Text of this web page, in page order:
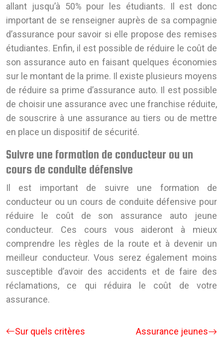
allant jusqu’à 50% pour les étudiants. Il est donc
important de se renseigner auprès de sa compagnie
d’assurance pour savoir si elle propose des remises
étudiantes. Enfin, il est possible de réduire le coût de
son assurance auto en faisant quelques économies
sur le montant de la prime. Il existe plusieurs moyens
de réduire sa prime d’assurance auto. Il est possible
de choisir une assurance avec une franchise réduite,
de souscrire à une assurance au tiers ou de mettre
en place un dispositif de sécurité.
Suivre une formation de conducteur ou un
cours de conduite défensive
Il est important de suivre une formation de
conducteur ou un cours de conduite défensive pour
réduire le coût de son assurance auto jeune
conducteur. Ces cours vous aideront à mieux
comprendre les règles de la route et à devenir un
meilleur conducteur. Vous serez également moins
susceptible d’avoir des accidents et de faire des
réclamations, ce qui réduira le coût de votre
assurance.
Sur quels critères
Assurance jeunes